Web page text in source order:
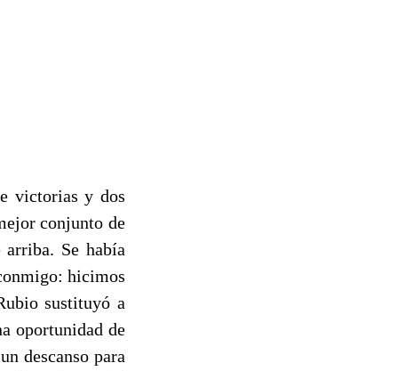
victorias y dos
conjunto de
Se había
hicimos
sustituyó a
oportunidad de
descanso para